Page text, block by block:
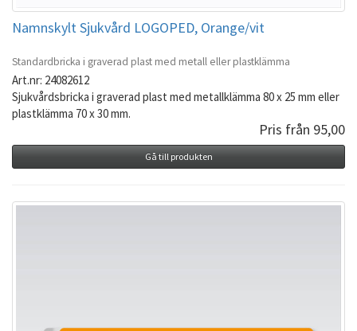
Namnskylt Sjukvård LOGOPED, Orange/vit
Standardbricka i graverad plast med metall eller plastklämma
Art.nr: 24082612
Sjukvårdsbricka i graverad plast med metallklämma 80 x 25 mm eller
plastklämma 70 x 30 mm.
Pris från 95,00
Gå till produkten